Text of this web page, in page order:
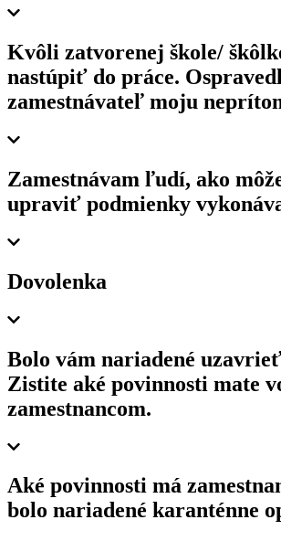
Kvôli zatvorenej škole/
nastúpiť do práce.
zamestnávateľ moju
Zamestnávam ľudí, ako
upraviť podmienky
Dovolenka
Bolo vám nariadené
Zistite aké povinnosti mate
zamestnancom.
Aké povinnosti má
bolo nariadené karanténne